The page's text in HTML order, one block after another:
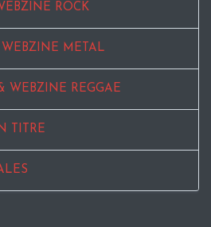
ROCK
METAL
WEBZINE REGGAE
TITRE